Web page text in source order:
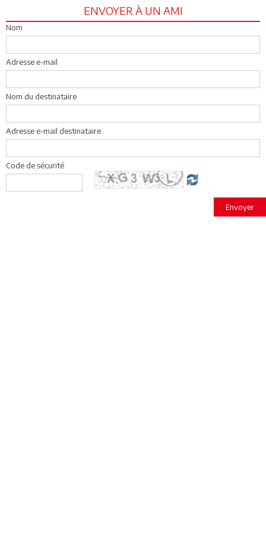
ENVOYER À UN AMI
Nom
Adresse e-mail
Nom du destinataire
Adresse e-mail destinataire
Code de sécurité
Envoyer